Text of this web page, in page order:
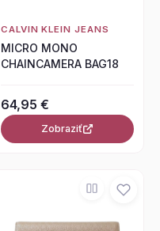
CALVIN KLEIN JEANS
MICRO MONO
CHAINCAMERA BAG18
64,95 €
Zobraziť